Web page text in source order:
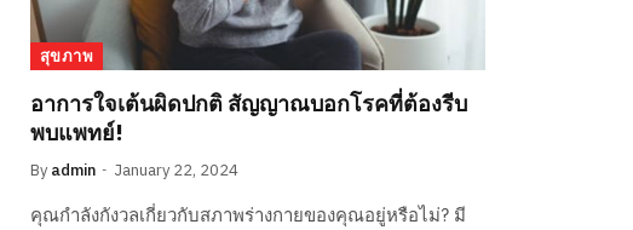
สุขภาพ
อาการใจเต้นผิดปกติ สัญญาณบอกโรคที่ต้องรีบ
พบแพทย์!
By admin January 22, 2024
คุณกำลังกังวลเกี่ยวกับสภาพร่างกายของคุณอยู่หรือไม่? มี